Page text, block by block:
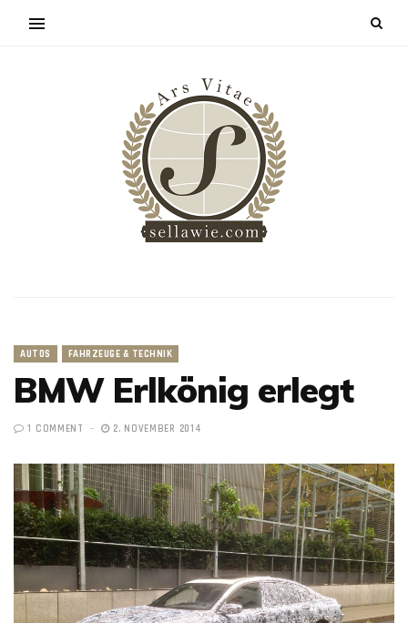
AUTOS FAHRZEUGE & TECHNIK
BMW Erlkönig erlegt
1 COMMENT 2. NOVEMBER 2014